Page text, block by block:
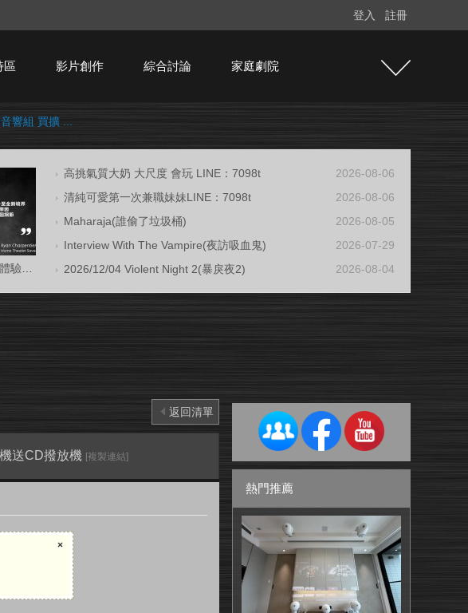
登入 註冊
區 影片創作 綜合討論 家庭劇院
響組 買擴 ...
高挑氣質大奶 大尺度 會玩 LINE：7098t
2026-08-06
清純可愛第一次兼職妹妹LINE：7098t
2026-08-06
Maharaja(誰偷了垃圾桶)
2026-08-05
Interview With The Vampire(夜訪吸血鬼)
2026-07-29
2026/12/04 Violent Night 2(暴戾夜2)
2026-08-04
返回清單
送CD撥放機 [複製連結]
×
熱門推薦